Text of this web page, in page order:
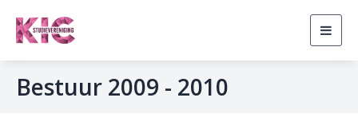
Bestuur 2009 - 2010